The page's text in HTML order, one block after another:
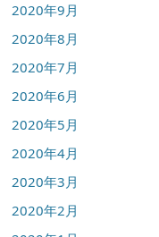
2020年9月
2020年8月
2020年7月
2020年6月
2020年5月
2020年4月
2020年3月
2020年2月